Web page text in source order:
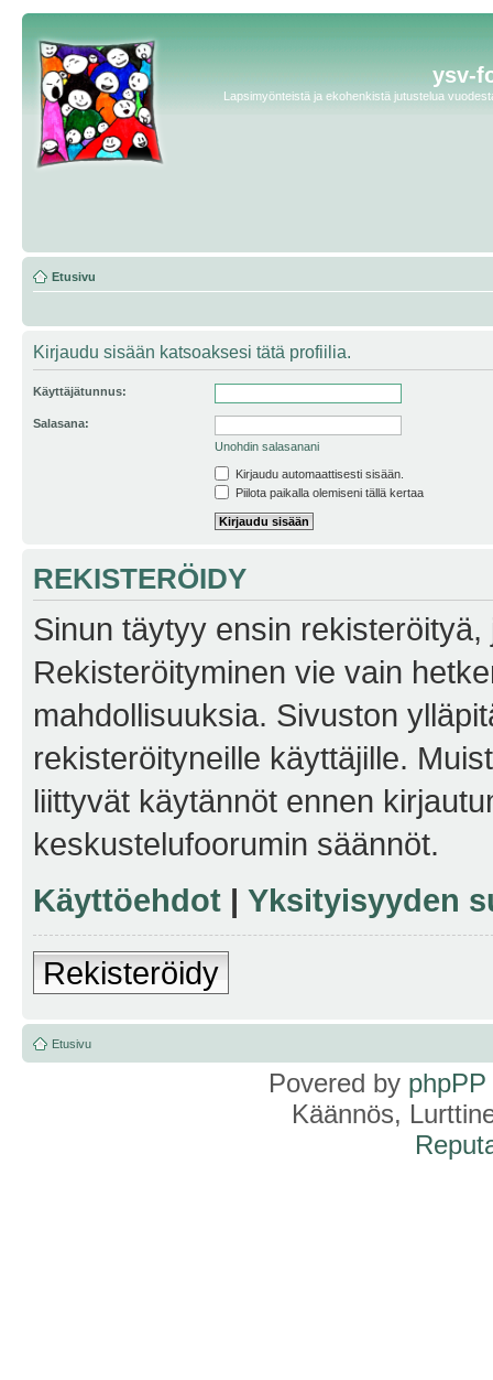
ysv-
Lapsimyönteistä ja ekohenkistä jutustelua
Etusivu
Kirjaudu sisään katsoaksesi tätä profiilia.
Käyttäjätunnus:
Salasana:
Unohdin salasanani
Kirjaudu automaattisesti sisään.
Piilota paikalla olemiseni tällä kertaa
REKISTERÖIDY
Sinun täytyy ensin
Rekisteröityminen vie vain
mahdollisuuksia. Sivuston
rekisteröityneille käyttäjille.
liittyvät käytännöt ennen
keskustelufoorumin säännöt.
Käyttöehdot | Yksityisyyden
Rekisteröidy
Etusivu
Povered by phpPP
Käännös,